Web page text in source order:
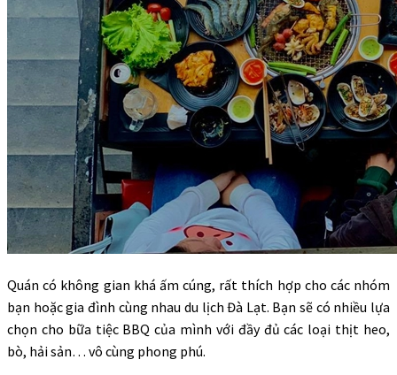
Quán có không gian khá ấm cúng, rất thích hợp cho các nhóm
bạn hoặc gia đình cùng nhau du lịch Đà Lạt. Bạn sẽ có nhiều lựa
chọn cho bữa tiệc BBQ của mình với đầy đủ các loại thịt heo,
bò, hải sản… vô cùng phong phú.